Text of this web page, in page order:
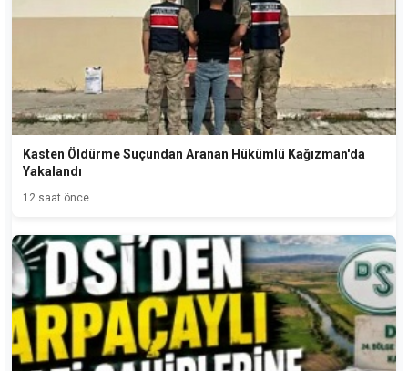
Kasten Öldürme Suçundan Aranan Hükümlü Kağızman'da
Yakalandı
12 saat önce